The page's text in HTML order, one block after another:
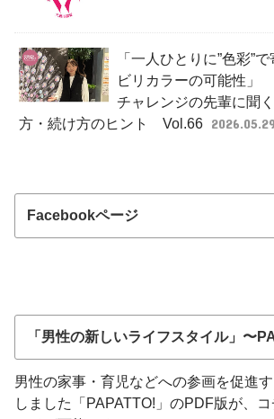
「一人ひとりに”色彩”
ビリカラーの可能性」
チャレンジの先輩に聞
方・続け方のヒント Vol.66 2026.05.29
Facebookページ
「男性の新しいライフスタイル」〜
男性の家事・育児などへの参画を促進
しました「PAPATTO!」のPDF版が、